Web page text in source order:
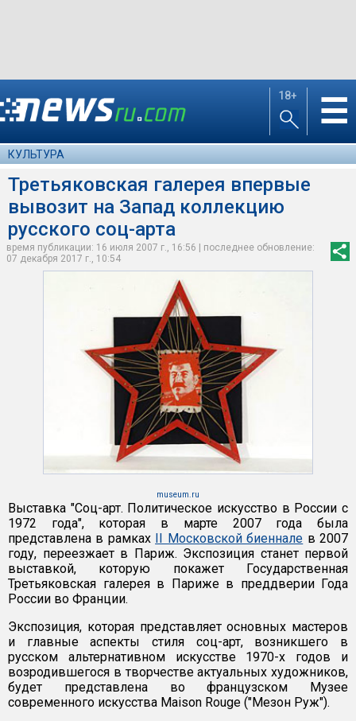
18+ ☰
КУЛЬТУРА
Третьяковская галерея впервые
вывозит на Запад коллекцию
русского соц-арта
время публикации: 16 июля 2007 г., 16:56 | последнее обновление:
07 декабря 2017 г., 10:54
museum.ru
Выставка "Соц-арт. Политическое искусство в России с
1972 года", которая в марте 2007 года была
представлена в рамках II Московской биеннале в 2007
году, переезжает в Париж. Экспозиция станет первой
выставкой, которую покажет Государственная
Третьяковская галерея в Париже в преддверии Года
России во Франции.
Экспозиция, которая представляет основных мастеров
и главные аспекты стиля соц-арт, возникшего в
русском альтернативном искусстве 1970-х годов и
возродившегося в творчестве актуальных художников,
будет представлена во французском Музее
современного искусства Maison Rouge ("Мезон Руж").